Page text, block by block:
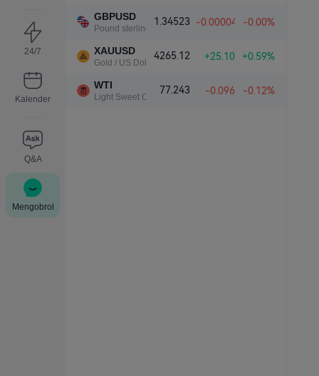
24/7
Kalender
Q&A
Mengobrol
GBPUSD
Pound sterling/Dolar Amerika
1.34523 -0.00004 -0.00%
XAUUSD
Gold / US Dollar
4265.12 +25.10 +0.59%
WTI
Light Sweet Crude Oil
77.243 -0.096 -0.12%